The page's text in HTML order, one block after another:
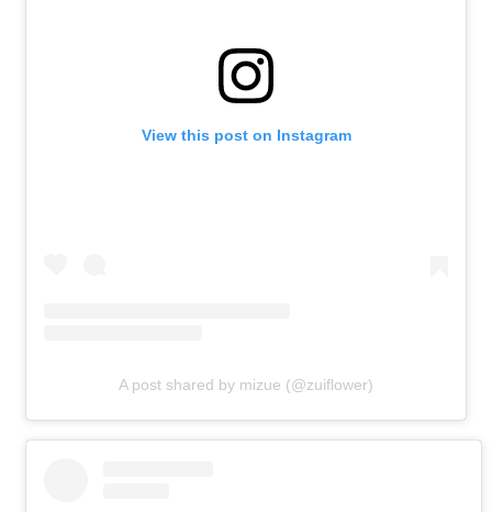
View this post on Instagram
A post shared by mizue (@zuiflower)